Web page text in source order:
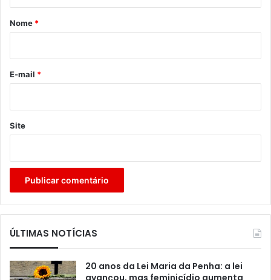
r
*
Nome *
E-mail *
Site
ÚLTIMAS NOTÍCIAS
20 anos da Lei Maria da Penha: a lei